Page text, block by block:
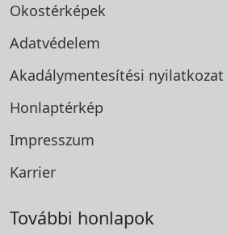
Okostérképek
Adatvédelem
Akadálymentesítési nyilatkozat
Honlaptérkép
Impresszum
Karrier
További honlapok